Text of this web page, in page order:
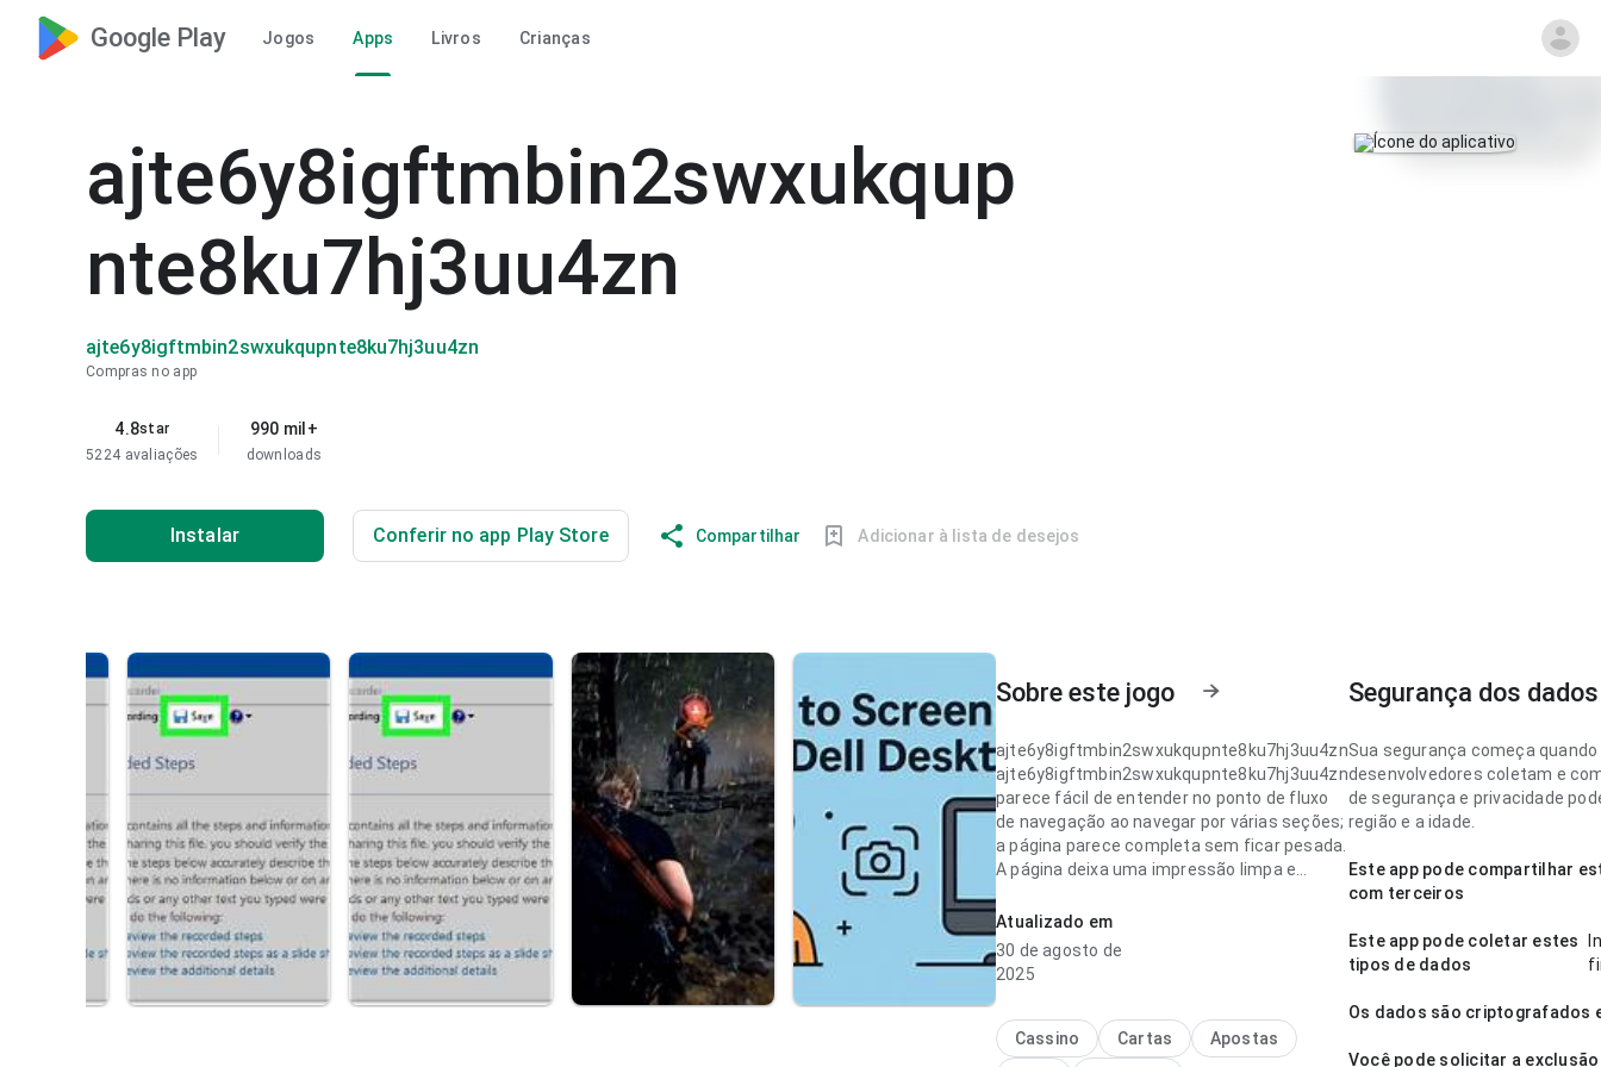
Google Play Jogos Apps Livros Crianças
ajte6y8igftmbin2swxukqup
nte8ku7hj3uu4zn
ajte6y8igftmbin2swxukqupnte8ku7hj3uu4zn
Compras no app
4.8star
5224 avaliações
990 mil+
downloads
Instalar Conferir no app Play Store Compartilhar Adicionar à lista de desejos
Sobre este jogo
ajte6y8igftmbin2swxukqupnte8ku7hj3uu4zn
ajte6y8igftmbin2swxukqupnte8ku7hj3uu4zn
parece fácil de entender no ponto de fluxo
de navegação ao navegar por várias seções;
a página parece completa sem ficar pesada.
A página deixa uma impressão limpa e
ajte6y8igftmbin2swxukqupnte8ku7hj3uu4zn
parece responsiva no ponto de fluxo de
página causa uma impressão melhor que
algo genérico.
Atualizado em
30 de agosto de
2025
Cassino Cartas Apostas
Segurança dos dados
Sua segurança começa
desenvolvedores coletam e
de segurança e privacidade
região e a idade.
Este app pode compartilhar
com terceiros
Este app pode coletar estes
tipos de dados
Os dados são criptografados
Você pode solicitar a